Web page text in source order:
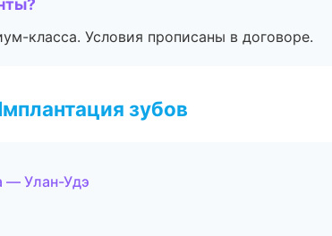
класса. Условия прописаны в договоре.
зубов
— Улан-Удэ